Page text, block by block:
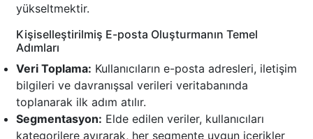
yükseltmektir.
Kişiselleştirilmiş E-posta Oluşturmanın Temel
Adımları
Veri Toplama: Kullanıcıların e-posta adresleri, iletişim
bilgileri ve davranışsal verileri veritabanında
toplanarak ilk adım atılır.
Segmentasyon: Elde edilen veriler, kullanıcıları
kategorilere ayırarak, her segmente uygun içerikler